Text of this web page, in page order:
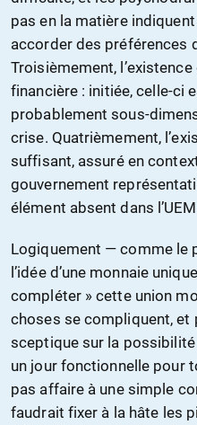
pas en la matière
accorder des préférences
Troisièmement, l’existence
financière : initiée, celle-ci
probablement sous-
crise. Quatrièmement,
suffisant, assuré en
gouvernement
élément absent dans
Logiquement — comme le
l’idée d’une monnaie
compléter » cette union
choses se compliquent, et
sceptique sur la possibilité
un jour fonctionnelle pour
pas affaire à une simple
faudrait fixer à la hâte les